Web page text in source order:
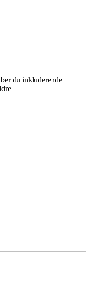
du inkluderende